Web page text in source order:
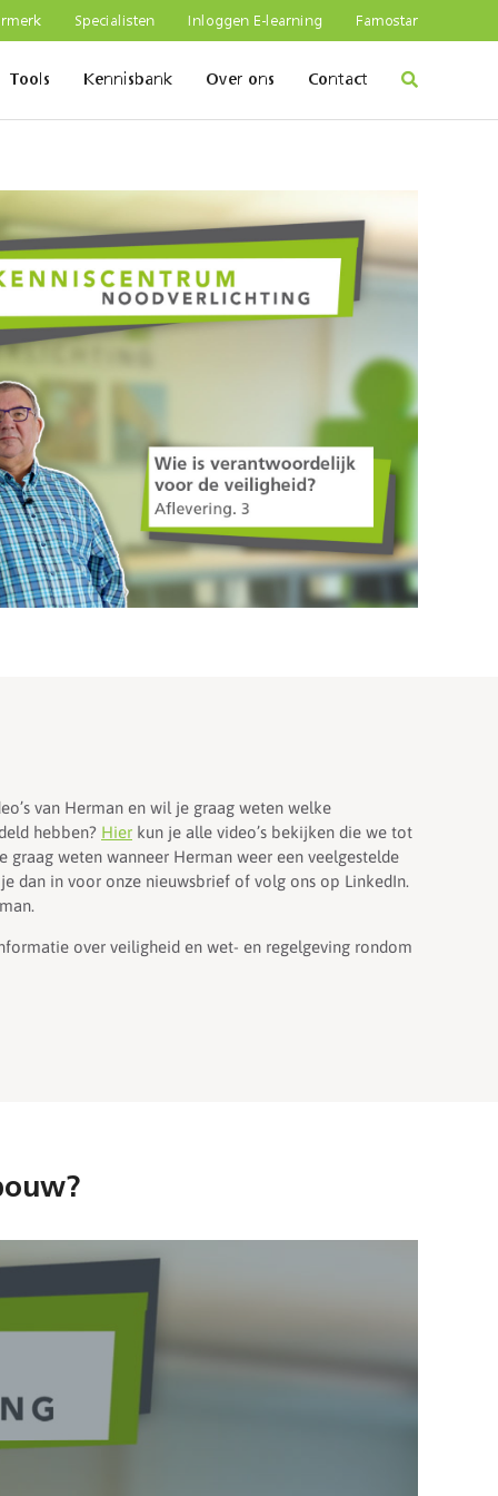
Specialisten Inloggen E-learning Famostar
Tools Kennisbank Over ons Contact
van Herman en wil je graag weten welke
hebben? Hier kun je alle video’s bekijken die we tot
weten wanneer Herman weer een veelgestelde
dan in voor onze nieuwsbrief of volg ons op LinkedIn.
over veiligheid en wet- en regelgeving rondom